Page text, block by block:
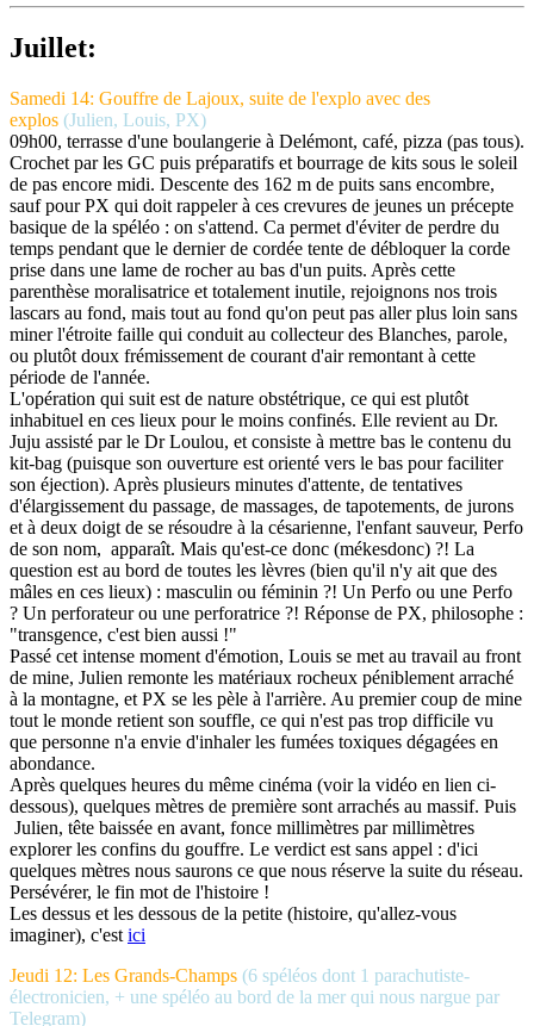
Juillet:
Samedi 14: Gouffre de Lajoux, suite de l'explo avec des
explos (Julien, Louis, PX)
09h00, terrasse d'une boulangerie à Delémont, café, pizza (pas tous).
Crochet par les GC puis préparatifs et bourrage de kits sous le soleil
de pas encore midi. Descente des 162 m de puits sans encombre,
sauf pour PX qui doit rappeler à ces crevures de jeunes un précepte
basique de la spéléo : on s'attend. Ca permet d'éviter de perdre du
temps pendant que le dernier de cordée tente de débloquer la corde
prise dans une lame de rocher au bas d'un puits. Après cette
parenthèse moralisatrice et totalement inutile, rejoignons nos trois
lascars au fond, mais tout au fond qu'on peut pas aller plus loin sans
miner l'étroite faille qui conduit au collecteur des Blanches, parole,
ou plutôt doux frémissement de courant d'air remontant à cette
période de l'année.
L'opération qui suit est de nature obstétrique, ce qui est plutôt
inhabituel en ces lieux pour le moins confinés. Elle revient au Dr.
Juju assisté par le Dr Loulou, et consiste à mettre bas le contenu du
kit-bag (puisque son ouverture est orienté vers le bas pour faciliter
son éjection). Après plusieurs minutes d'attente, de tentatives
d'élargissement du passage, de massages, de tapotements, de jurons
et à deux doigt de se résoudre à la césarienne, l'enfant sauveur, Perfo
de son nom, apparaît. Mais qu'est-ce donc (mékesdonc) ?! La
question est au bord de toutes les lèvres (bien qu'il n'y ait que des
mâles en ces lieux) : masculin ou féminin ?! Un Perfo ou une Perfo
? Un perforateur ou une perforatrice ?! Réponse de PX, philosophe :
"transgence, c'est bien aussi !"
Passé cet intense moment d'émotion, Louis se met au travail au front
de mine, Julien remonte les matériaux rocheux péniblement arraché
à la montagne, et PX se les pèle à l'arrière. Au premier coup de mine
tout le monde retient son souffle, ce qui n'est pas trop difficile vu
que personne n'a envie d'inhaler les fumées toxiques dégagées en
abondance.
Après quelques heures du même cinéma (voir la vidéo en lien ci-
dessous), quelques mètres de première sont arrachés au massif. Puis
Julien, tête baissée en avant, fonce millimètres par millimètres
explorer les confins du gouffre. Le verdict est sans appel : d'ici
quelques mètres nous saurons ce que nous réserve la suite du réseau.
Persévérer, le fin mot de l'histoire !
Les dessus et les dessous de la petite (histoire, qu'allez-vous
imaginer), c'est ici
Jeudi 12: Les Grands-Champs (6 spéléos dont 1 parachutiste-
électronicien, + une spéléo au bord de la mer qui nous nargue par
Telegram)